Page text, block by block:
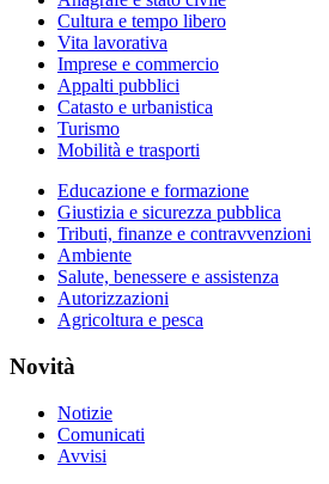
Cultura e tempo libero
Vita lavorativa
Imprese e commercio
Appalti pubblici
Catasto e urbanistica
Turismo
Mobilità e trasporti
Educazione e formazione
Giustizia e sicurezza pubblica
Tributi, finanze e contravvenzioni
Ambiente
Salute, benessere e assistenza
Autorizzazioni
Agricoltura e pesca
Novità
Notizie
Comunicati
Avvisi